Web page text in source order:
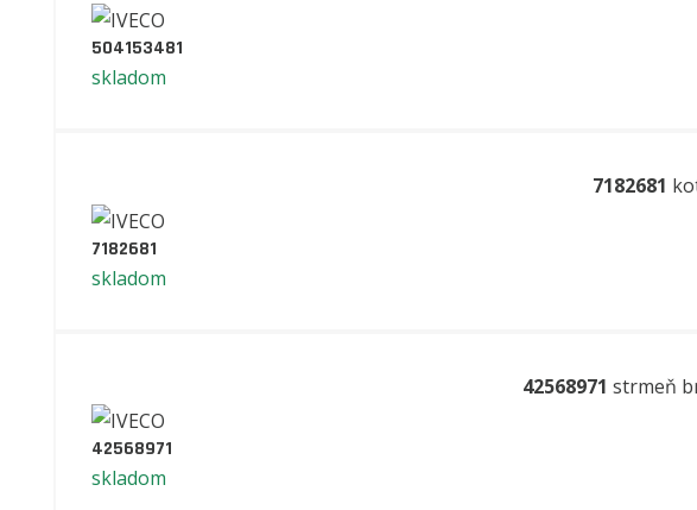
504153481
skladom
7182681
7182681
skladom
42568971 strmeň
42568971
skladom